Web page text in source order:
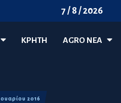
7 / 8 / 2026
ΚΡΗΤΗ AGRO ΝΈΑ
2016